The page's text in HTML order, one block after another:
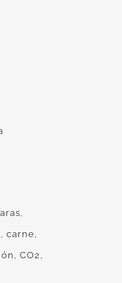
carne
CO2